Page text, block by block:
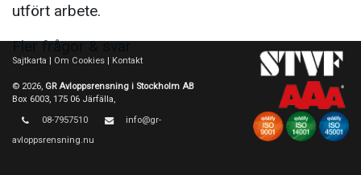
utfört arbete.
Fler frågor & svar
Sajtkarta Om Cookies Kontakt
© 2026, GR Avloppsrensning i Stockholm AB
Box 6003, 175 06 Järfälla,
08-7957510
info@gr-
avloppsrensning.nu